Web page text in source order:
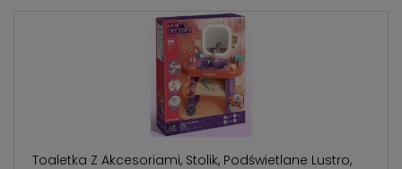
Toaletka Z Akcesoriami, Stolik, Podświetlane Lustro,